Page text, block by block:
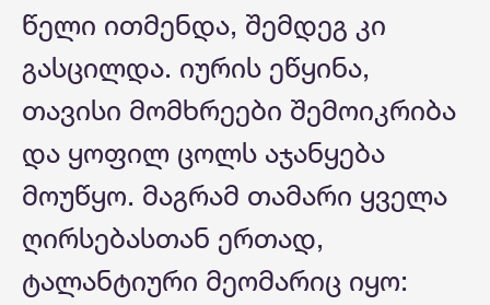
წელი ითმენდა, შემდეგ კი
გასცილდა. იურის ეწყინა,
თავისი მომხრეები შემოიკრიბა
და ყოფილ ცოლს აჯანყება
მოუწყო. მაგრამ თამარი ყველა
ღირსებასთან ერთად,
ტალანტიური მეომარიც იყო: